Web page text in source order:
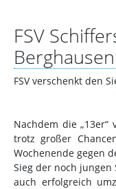
FSV
Berghausen
FSV verschenkt den
Nachdem die
trotz großer
Wochenende gegen
Sieg der noch jungen
auch erfolgreich